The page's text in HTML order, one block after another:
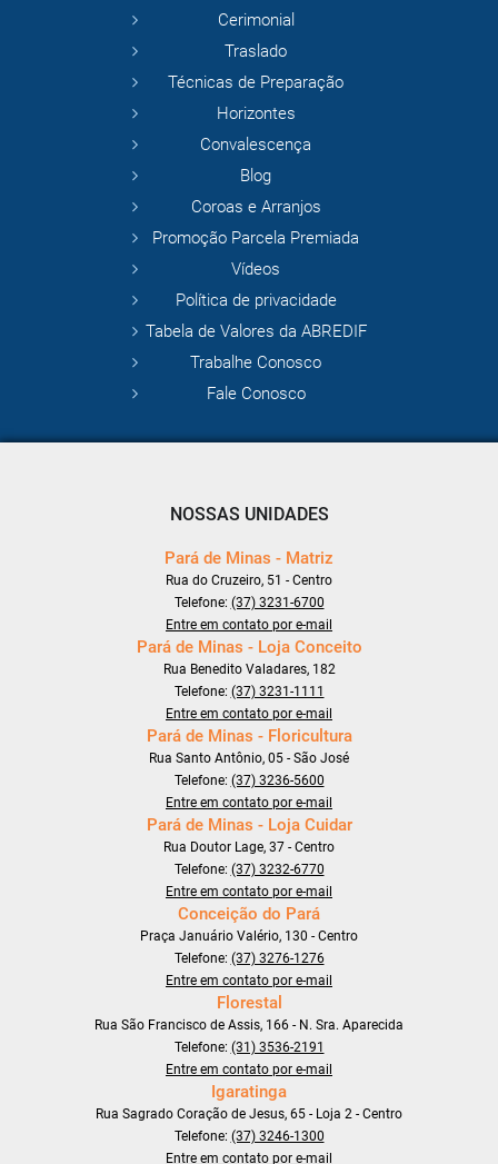
Cerimonial
Traslado
Técnicas de Preparação
Horizontes
Convalescença
Blog
Coroas e Arranjos
Promoção Parcela Premiada
Vídeos
Política de privacidade
Tabela de Valores da ABREDIF
Trabalhe Conosco
Fale Conosco
NOSSAS UNIDADES
Pará de Minas - Matriz
Rua do Cruzeiro, 51 - Centro
Telefone: (37) 3231-6700
Entre em contato por e-mail
Pará de Minas - Loja Conceito
Rua Benedito Valadares, 182
Telefone: (37) 3231-1111
Entre em contato por e-mail
Pará de Minas - Floricultura
Rua Santo Antônio, 05 - São José
Telefone: (37) 3236-5600
Entre em contato por e-mail
Pará de Minas - Loja Cuidar
Rua Doutor Lage, 37 - Centro
Telefone: (37) 3232-6770
Entre em contato por e-mail
Conceição do Pará
Praça Januário Valério, 130 - Centro
Telefone: (37) 3276-1276
Entre em contato por e-mail
Florestal
Rua São Francisco de Assis, 166 - N. Sra. Aparecida
Telefone: (31) 3536-2191
Entre em contato por e-mail
Igaratinga
Rua Sagrado Coração de Jesus, 65 - Loja 2 - Centro
Telefone: (37) 3246-1300
Entre em contato por e-mail